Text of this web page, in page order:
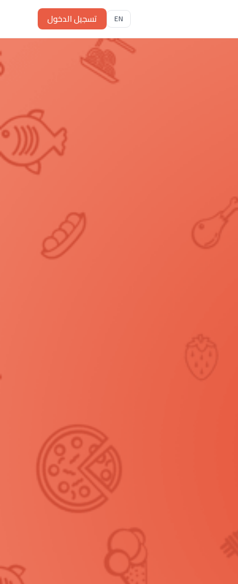
EN تسجيل الدخول